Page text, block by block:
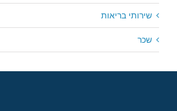
שירותי בריאות
שכר